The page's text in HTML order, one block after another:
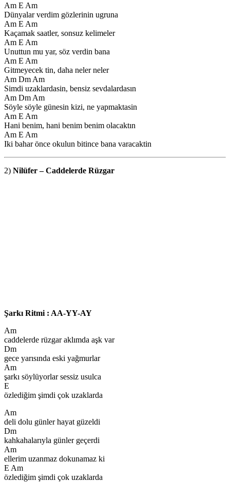
Am E Am
Dünyalar verdim gözlerinin ugruna
Am E Am
Kaçamak saatler, sonsuz kelimeler
Am E Am
Unuttun mu yar, söz verdin bana
Am E Am
Gitmeyecek tin, daha neler neler
Am Dm Am
Simdi uzaklardasin, bensiz sevdalardasın
Am Dm Am
Söyle söyle günesin kizi, ne yapmaktasin
Am E Am
Hani benim, hani benim benim olacaktın
Am E Am
Iki bahar önce okulun bitince bana varacaktin
2) Nilüfer – Caddelerde Rüzgar
Şarkı Ritmi : AA-YY-AY
Am
caddelerde rüzgar aklımda aşk var
Dm
gece yarısında eski yağmurlar
Am
şarkı söylüyorlar sessiz usulca
E
özlediğim şimdi çok uzaklarda
Am
deli dolu günler hayat güzeldi
Dm
kahkahalarıyla günler geçerdi
Am
ellerim uzanmaz dokunamaz ki
E Am
özlediğim şimdi çok uzaklarda